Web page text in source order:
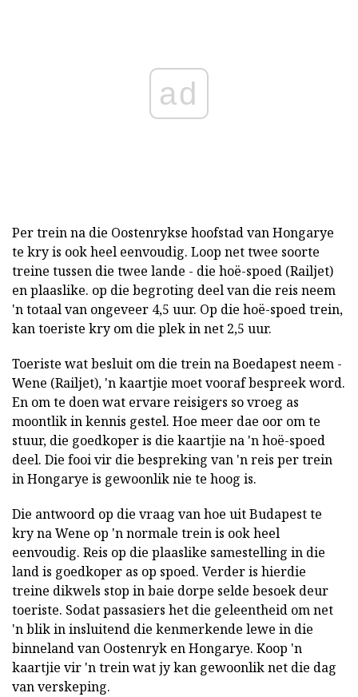
ad
Per trein na die Oostenrykse hoofstad van Hongarye
te kry is ook heel eenvoudig. Loop net twee soorte
treine tussen die twee lande - die hoë-spoed (Railjet)
en plaaslike. op die begroting deel van die reis neem
'n totaal van ongeveer 4,5 uur. Op die hoë-spoed trein,
kan toeriste kry om die plek in net 2,5 uur.
Toeriste wat besluit om die trein na Boedapest neem -
Wene (Railjet), 'n kaartjie moet vooraf bespreek word.
En om te doen wat ervare reisigers so vroeg as
moontlik in kennis gestel. Hoe meer dae oor om te
stuur, die goedkoper is die kaartjie na 'n hoë-spoed
deel. Die fooi vir die bespreking van 'n reis per trein
in Hongarye is gewoonlik nie te hoog is.
Die antwoord op die vraag van hoe uit Budapest te
kry na Wene op 'n normale trein is ook heel
eenvoudig. Reis op die plaaslike samestelling in die
land is goedkoper as op spoed. Verder is hierdie
treine dikwels stop in baie dorpe selde besoek deur
toeriste. Sodat passasiers het die geleentheid om net
'n blik in insluitend die kenmerkende lewe in die
binneland van Oostenryk en Hongarye. Koop 'n
kaartjie vir 'n trein wat jy kan gewoonlik net die dag
van verskeping.